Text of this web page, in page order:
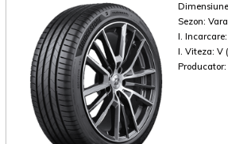
Sezon: Vara
I. Incarcare:
I. Viteza: V
Producator: